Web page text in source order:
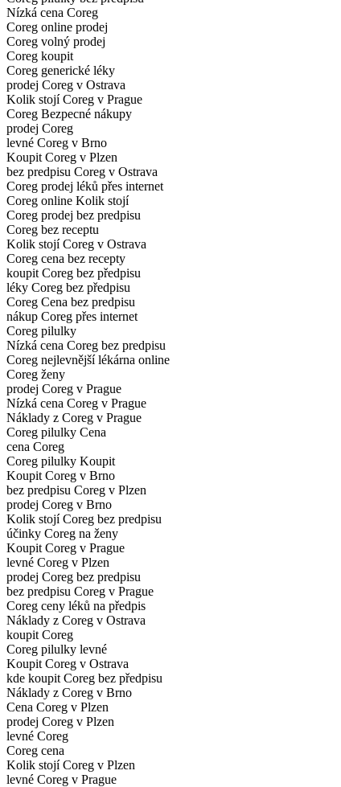
Nízká cena Coreg
Coreg online prodej
Coreg volný prodej
Coreg koupit
Coreg generické léky
prodej Coreg v Ostrava
Kolik stojí Coreg v Prague
Coreg Bezpecné nákupy
prodej Coreg
levné Coreg v Brno
Koupit Coreg v Plzen
bez predpisu Coreg v Ostrava
Coreg prodej léků přes internet
Coreg online Kolik stojí
Coreg prodej bez predpisu
Coreg bez receptu
Kolik stojí Coreg v Ostrava
Coreg cena bez recepty
koupit Coreg bez předpisu
léky Coreg bez předpisu
Coreg Cena bez predpisu
nákup Coreg přes internet
Coreg pilulky
Nízká cena Coreg bez predpisu
Coreg nejlevnější lékárna online
Coreg ženy
prodej Coreg v Prague
Nízká cena Coreg v Prague
Náklady z Coreg v Prague
Coreg pilulky Cena
cena Coreg
Coreg pilulky Koupit
Koupit Coreg v Brno
bez predpisu Coreg v Plzen
prodej Coreg v Brno
Kolik stojí Coreg bez predpisu
účinky Coreg na ženy
Koupit Coreg v Prague
levné Coreg v Plzen
prodej Coreg bez predpisu
bez predpisu Coreg v Prague
Coreg ceny léků na předpis
Náklady z Coreg v Ostrava
koupit Coreg
Coreg pilulky levné
Koupit Coreg v Ostrava
kde koupit Coreg bez předpisu
Náklady z Coreg v Brno
Cena Coreg v Plzen
prodej Coreg v Plzen
levné Coreg
Coreg cena
Kolik stojí Coreg v Plzen
levné Coreg v Prague